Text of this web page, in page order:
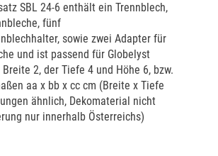
SBL 24-6 enthält ein Trennblech,
fünf
sowie zwei Adapter für
und ist passend für Globelyst
2, der Tiefe 4 und Höhe 6, bzw.
aa x bb x cc cm (Breite x Tiefe
ähnlich, Dekomaterial nicht
nur innerhalb Österreichs)